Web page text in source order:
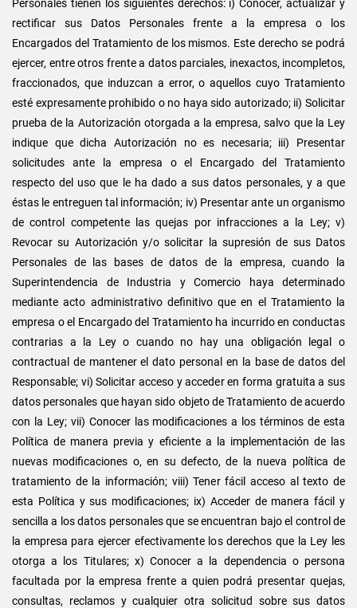
Personales tienen los siguientes derechos: i) Conocer, actualizar y
rectificar sus Datos Personales frente a la empresa o los
Encargados del Tratamiento de los mismos. Este derecho se podrá
ejercer, entre otros frente a datos parciales, inexactos, incompletos,
fraccionados, que induzcan a error, o aquellos cuyo Tratamiento
esté expresamente prohibido o no haya sido autorizado; ii) Solicitar
prueba de la Autorización otorgada a la empresa, salvo que la Ley
indique que dicha Autorización no es necesaria; iii) Presentar
solicitudes ante la empresa o el Encargado del Tratamiento
respecto del uso que le ha dado a sus datos personales, y a que
éstas le entreguen tal información; iv) Presentar ante un organismo
de control competente las quejas por infracciones a la Ley; v)
Revocar su Autorización y/o solicitar la supresión de sus Datos
Personales de las bases de datos de la empresa, cuando la
Superintendencia de Industria y Comercio haya determinado
mediante acto administrativo definitivo que en el Tratamiento la
empresa o el Encargado del Tratamiento ha incurrido en conductas
contrarias a la Ley o cuando no hay una obligación legal o
contractual de mantener el dato personal en la base de datos del
Responsable; vi) Solicitar acceso y acceder en forma gratuita a sus
datos personales que hayan sido objeto de Tratamiento de acuerdo
con la Ley; vii) Conocer las modificaciones a los términos de esta
Política de manera previa y eficiente a la implementación de las
nuevas modificaciones o, en su defecto, de la nueva política de
tratamiento de la información; viii) Tener fácil acceso al texto de
esta Política y sus modificaciones; ix) Acceder de manera fácil y
sencilla a los datos personales que se encuentran bajo el control de
la empresa para ejercer efectivamente los derechos que la Ley les
otorga a los Titulares; x) Conocer a la dependencia o persona
facultada por la empresa frente a quien podrá presentar quejas,
consultas, reclamos y cualquier otra solicitud sobre sus datos